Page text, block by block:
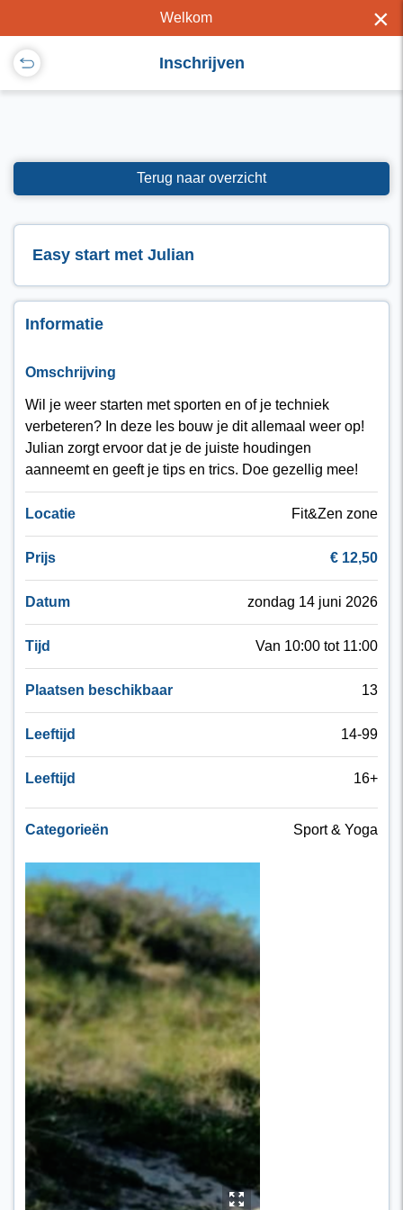
Welkom ×
Inschrijven
Terug naar overzicht
Easy start met Julian
Informatie
Omschrijving
Wil je weer starten met sporten en of je techniek
verbeteren? In deze les bouw je dit allemaal weer op!
Julian zorgt ervoor dat je de juiste houdingen
aanneemt en geeft je tips en trics. Doe gezellig mee!
Locatie Fit&Zen zone
Prijs € 12,50
Datum zondag 14 juni 2026
Tijd Van 10:00 tot 11:00
Plaatsen beschikbaar 13
Leeftijd 14-99
Leeftijd 16+
Categorieën Sport & Yoga
y